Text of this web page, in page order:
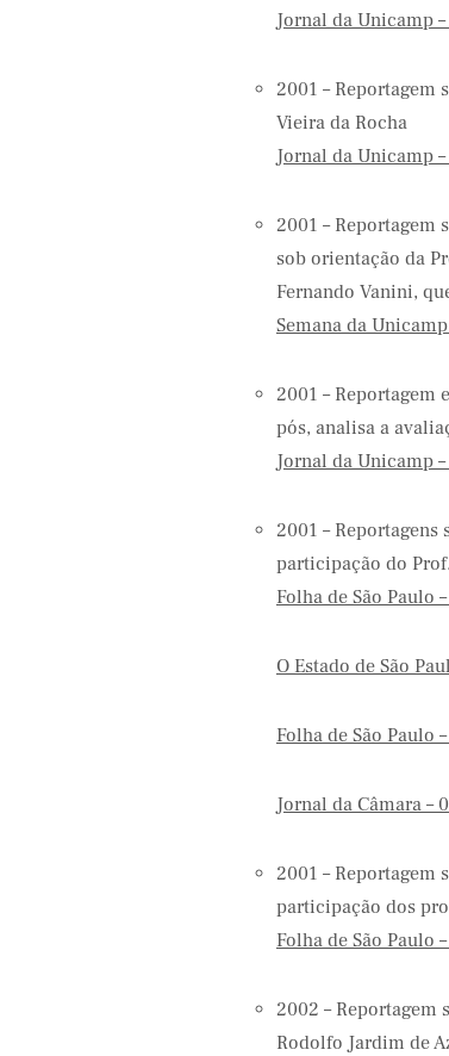
Jornal da Unicamp
2001 – Reportagem
Vieira da Rocha
Jornal da Unicamp
2001 – Reportagem
sob orientação da
Fernando Vanini,
Semana da
2001 – Reportagem
pós, analisa a
Jornal da Unicamp
2001 –
participação do
Folha de São Paulo
O Estado de São
Folha de São Paulo
Jornal da Câmara –
2001 – Reportagem
participação dos
Folha de São Paulo
2002 – Reportagem
Rodolfo Jardim de